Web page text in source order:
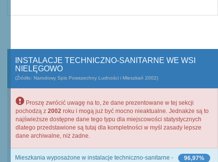
INSTALACJE TECHNICZNO-SANITARNE WE WSI
NIELĘGOWO
(Źródło: Narodowy Spis Powszechny Ludności i Mieszkań 2002)
Proszę zwrócić uwagę na to, że dane prezentowane w tej sekcji
pochodzą z 2002 roku i mogą już być mocno nieaktualne. Jednakże są to
najświeższe dostępne dane tego typu dla miejscowości statystycznych
dlatego przedstawione są tutaj dla kompletności w myśl zasady lepsze
dane archiwalne, niż żadne.
96,97%
Mieszkania wyposażone w instalacje techniczno-sanitarne -